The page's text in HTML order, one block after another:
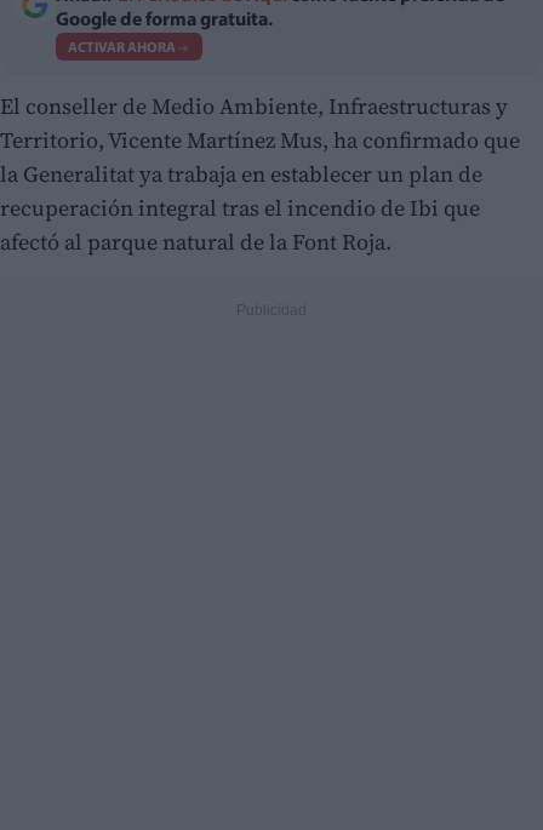
Google de forma gratuita.
ACTIVAR AHORA
El conseller de Medio Ambiente, Infraestructuras y
Territorio, Vicente Martínez Mus, ha confirmado que
la Generalitat ya trabaja en establecer un plan de
recuperación integral tras el incendio de Ibi que
afectó al parque natural de la Font Roja.